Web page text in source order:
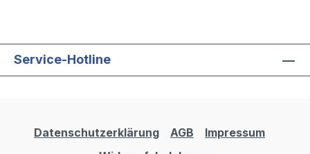
Service-Hotline
Datenschutzerklärung AGB
Impressum